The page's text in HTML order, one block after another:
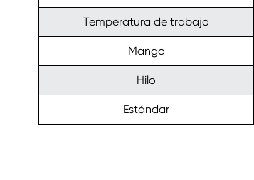
Temperatura de trabajo
Mango
Hilo
Estándar